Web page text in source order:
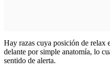
Hay razas cuya posición de relax
delante por simple anatomía, lo
sentido de alerta.